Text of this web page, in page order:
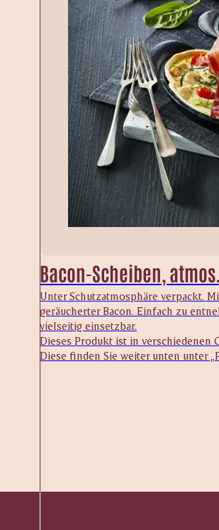
Bacon-Scheiben,
Unter Schutzatmosphäre verpackt.
geräucherter Bacon. Einfach zu
vielseitig einsetzbar.
Dieses Produkt ist in verschiedenen
Diese finden Sie weiter unten unter